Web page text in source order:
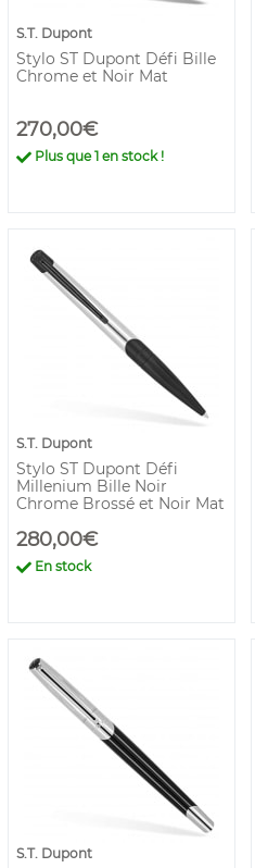
S.T. Dupont
Stylo ST Dupont Défi Bille
Chrome et Noir Mat
270,00€
Plus que1 en stock !
S.T. Dupont
Stylo ST Dupont Défi
Millenium Bille Noir
Chrome Brossé et Noir Mat
280,00€
En stock
S.T. Dupont